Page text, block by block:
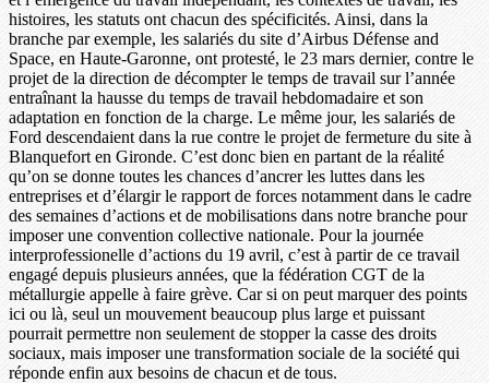
histoires, les statuts ont chacun des spécificités. Ainsi, dans la
branche par exemple, les salariés du site d’Airbus Défense and
Space, en Haute-Garonne, ont protesté, le 23 mars dernier, contre le
projet de la direction de décompter le temps de travail sur l’année
entraînant la hausse du temps de travail hebdomadaire et son
adaptation en fonction de la charge. Le même jour, les salariés de
Ford descendaient dans la rue contre le projet de fermeture du site à
Blanquefort en Gironde. C’est donc bien en partant de la réalité
qu’on se donne toutes les chances d’ancrer les luttes dans les
entreprises et d’élargir le rapport de forces notamment dans le cadre
des semaines d’actions et de mobilisations dans notre branche pour
imposer une convention collective nationale. Pour la journée
interprofessionelle d’actions du 19 avril, c’est à partir de ce travail
engagé depuis plusieurs années, que la fédération CGT de la
métallurgie appelle à faire grève. Car si on peut marquer des points
ici ou là, seul un mouvement beaucoup plus large et puissant
pourrait permettre non seulement de stopper la casse des droits
sociaux, mais imposer une transformation sociale de la société qui
réponde enfin aux besoins de chacun et de tous.